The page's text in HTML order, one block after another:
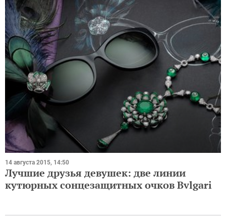
14 августа 2015, 14:50
Лучшие друзья девушек: две линии
кутюрных сонцезащитных очков Bvlgari